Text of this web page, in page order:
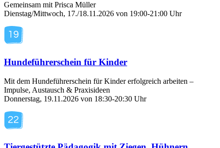
Gemeinsam mit Prisca Müller
Dienstag/Mittwoch, 17./18.11.2026 von 19:00-21:00 Uhr
Hundeführerschein für Kinder
Mit dem Hundeführerschein für Kinder erfolgreich arbeiten –
Impulse, Austausch & Praxisideen
Donnerstag, 19.11.2026 von 18:30-20:30 Uhr